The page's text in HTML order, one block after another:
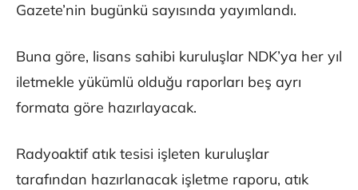
Gazete’nin bugünkü sayısında yayımlandı.
Buna göre, lisans sahibi kuruluşlar NDK’ya her yıl
iletmekle yükümlü olduğu raporları beş ayrı
formata göre hazırlayacak.
Radyoaktif atık tesisi işleten kuruluşlar
tarafından hazırlanacak işletme raporu, atık